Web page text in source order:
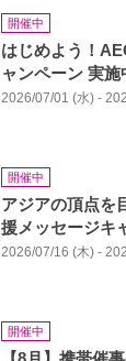
開催中
はじめよう！
ャンペーン 実施
2026/07/01 (水) -
開催中
アジアの頂点を
援メッセージキ
2026/07/16 (木) -
開催中